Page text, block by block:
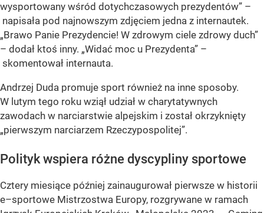
wysportowany wśród dotychczasowych prezydentów” –
napisała pod najnowszym zdjęciem jedna z internautek.
„Brawo Panie Prezydencie! W zdrowym ciele zdrowy duch”
– dodał ktoś inny. „Widać moc u Prezydenta” –
skomentował internauta.
Andrzej Duda promuje sport również na inne sposoby.
W lutym tego roku wziął udział w charytatywnych
zawodach w narciarstwie alpejskim i został okrzyknięty
„pierwszym narciarzem Rzeczypospolitej”.
Polityk wspiera różne dyscypliny sportowe
Cztery miesiące później zainaugurował pierwsze w historii
e–sportowe Mistrzostwa Europy, rozgrywane w ramach